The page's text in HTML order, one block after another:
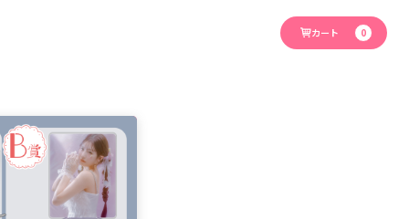
カート 0